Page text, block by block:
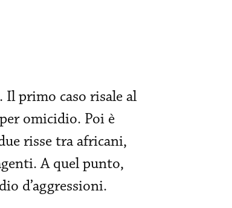
Il primo caso risale al
omicidio. Poi è
risse tra africani,
A quel punto,
d’aggressioni.